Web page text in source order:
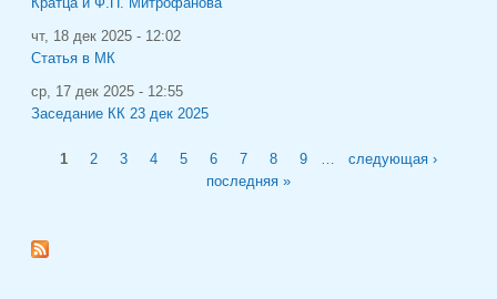
чт, 18 дек 2025 - 12:02
Статья в МК
ср, 17 дек 2025 - 12:55
Заседание КК 23 дек 2025
Страницы
1 2 3 4 5 6 7 8 9
следующая ›
последняя »